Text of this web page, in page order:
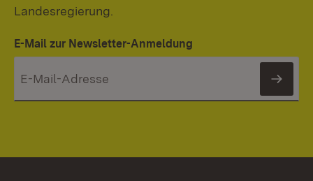
Landesregierung.
E-Mail zur Newsletter-Anmeldung